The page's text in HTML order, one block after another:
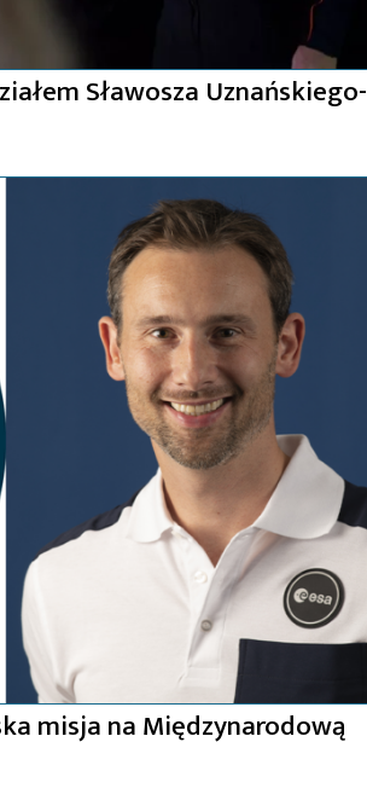
Sławosza Uznańskiego-
misja na Międzynarodową